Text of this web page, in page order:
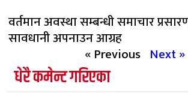
वर्तमान अवस्था सम्बन्धी समाचार
सावधानी अपनाउन आग्रह
« Previous Next »
धेरै कमेन्ट गरिएका